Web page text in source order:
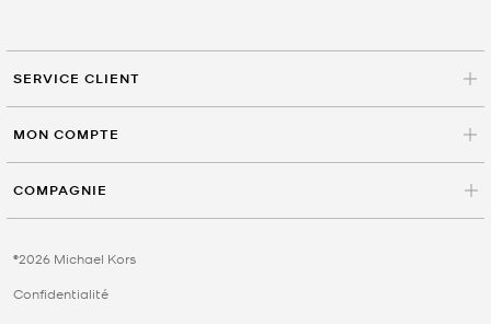
SERVICE CLIENT
MON COMPTE
COMPAGNIE
©2026 Michael Kors
Confidentialité